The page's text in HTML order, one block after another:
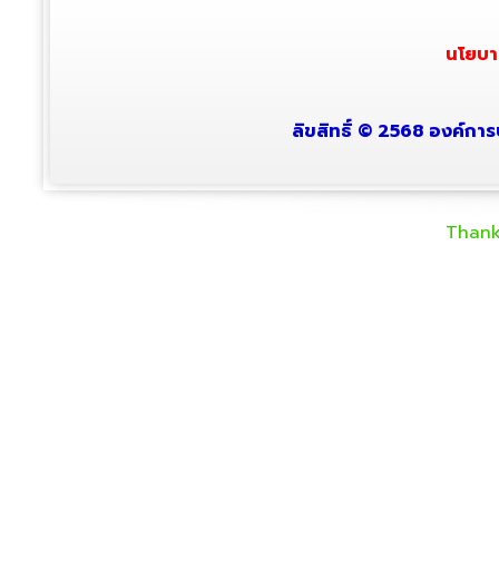
นโยบ
ลิขสิทธิ์ © 2568 องค์กา